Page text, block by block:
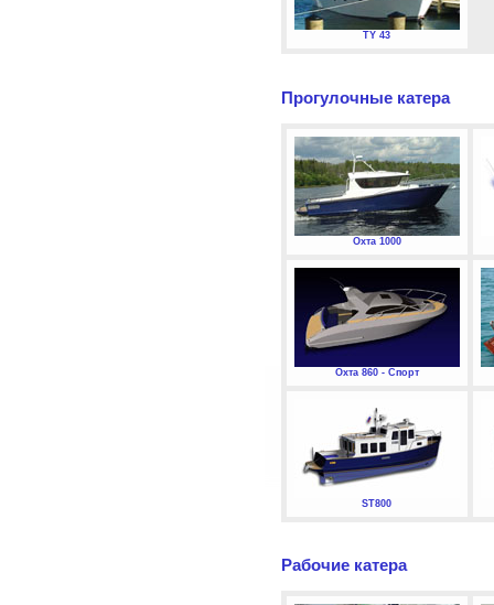
TY 43
Прогулочные катера
Охта 1000
Охта 860 - Спорт
ST800
Рабочие катера